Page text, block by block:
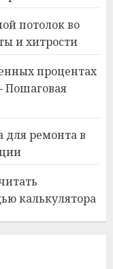
потолок во
и хитрости
процентах
Пошаговая
для ремонта в
калькулятора